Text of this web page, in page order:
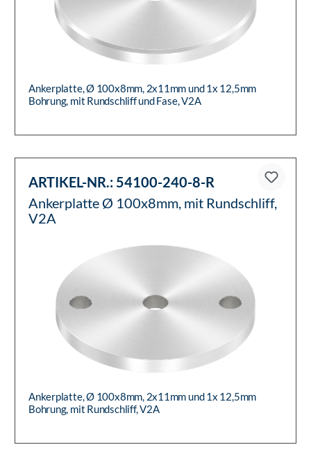
Ankerplatte, Ø 100x8mm, 2x11mm und 1x 12,5mm
Bohrung, mit Rundschliff und Fase, V2A
ARTIKEL-NR.: 54100-240-8-R
Ankerplatte Ø 100x8mm, mit Rundschliff,
V2A
Ankerplatte, Ø 100x8mm, 2x11mm und 1x 12,5mm
Bohrung, mit Rundschliff, V2A